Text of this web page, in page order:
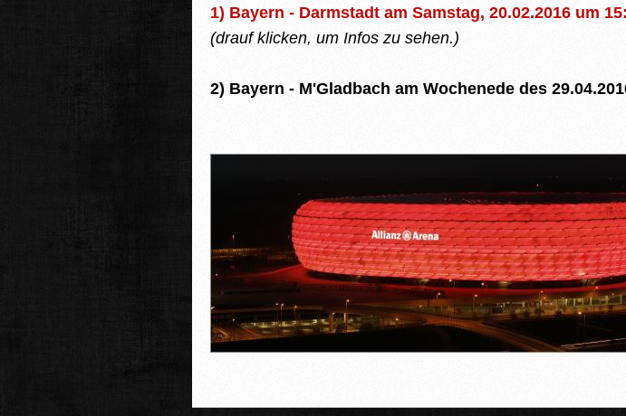
1) Bayern - Darmstadt am Samstag, 20.02.2016 um
(drauf klicken, um Infos zu sehen.)
2) Bayern - M'Gladbach am Wochenede des